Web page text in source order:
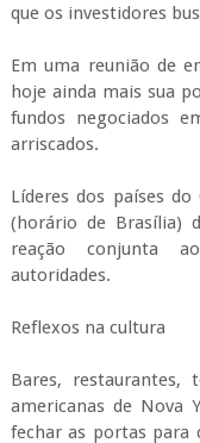
que os investidores
Em uma reunião de
hoje ainda mais sua
fundos negociados
arriscados.
Líderes dos países
(horário de Brasília)
reação conjunta
autoridades.
Reflexos na cultura
Bares, restaurantes,
americanas de Nova
fechar as portas para